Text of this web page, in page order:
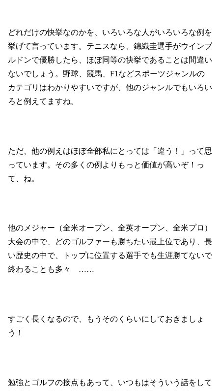
どれだけの快挙なのかを、 いろいろな人がいろいろな例を
挙げて言っています。 テニスなら、錦織圭選手がウインブ
ルドンで優勝したら、 ほぼ同等の快挙であることは間違い
ないでしょう。 野球、競馬、F1などスポーツジャンルの
カテゴリはわかりやすいですが、 他のジャンルでもいろい
ろと例えてますね。
ただ、他の例えはほぼ全部私にとっては「違う！」って思
っています。その多くの例よりもっと価値が高いぞ！っ
て、ね。
他のメジャー（全米オープン、全英オープン、全米プロ）
大会の中で、
どのゴルファーも勝ちたい最上位であり、長
い歴史の中で、トップに位置する選手でも生涯勝てないで
終わることも多々 ……
すごく長くなるので、もうそのくらいにしておきましょ
う！
勉強とゴルフの接点もあって、いつもはそういう話をして